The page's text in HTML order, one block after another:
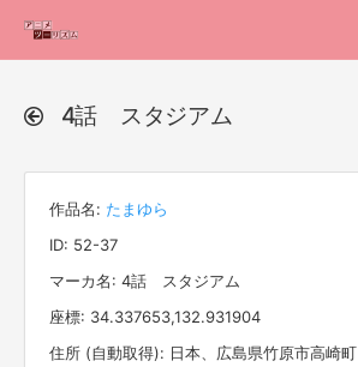
4話 スタジアム
作品名: たまゆら
ID: 52-37
マーカ名: 4話 スタジアム
座標: 34.337653,132.931904
住所 (自動取得): 日本、広島県竹原市高崎町